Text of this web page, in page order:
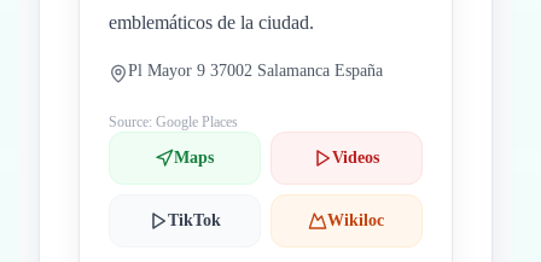
emblemáticos de la ciudad.
Pl Mayor 9 37002 Salamanca España
Source: Google Places
Maps Videos
TikTok Wikiloc